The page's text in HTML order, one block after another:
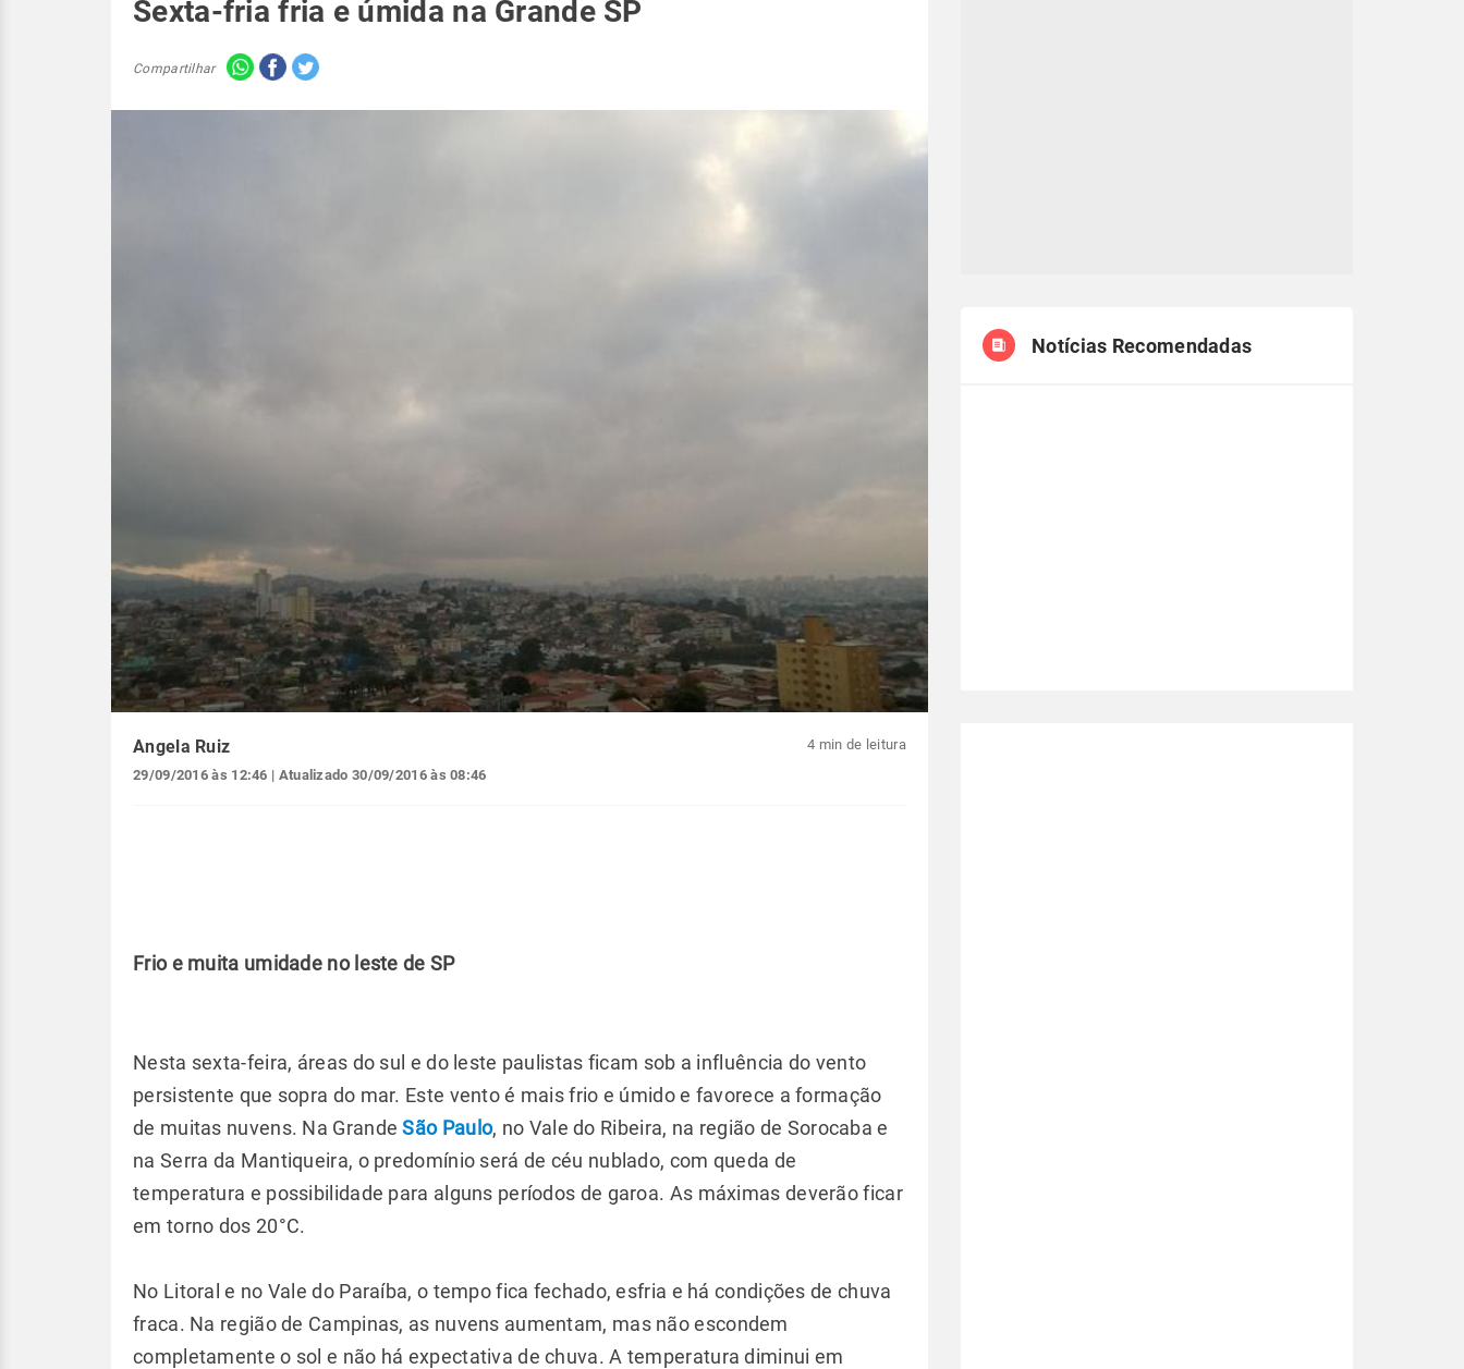
Sexta-fria fria e úmida na Grande SP
Compartilhar
Angela Ruiz
29/09/2016 às 12:46 | Atualizado 30/09/2016 às 08:46
4 min de leitura
Frio e muita umidade no leste de SP
Nesta sexta-feira, áreas do sul e do leste paulistas ficam sob a influência do vento
persistente que sopra do mar. Este vento é mais frio e úmido e favorece a formação
de muitas nuvens. Na GrandeSão Paulo, no Vale do Ribeira, na região de Sorocaba e
na Serra da Mantiqueira, o predomínio será de céu nublado, com queda de
temperatura e possibilidade para alguns períodos de garoa. As máximas deverão ficar
em torno dos 20°C.
No Litoral e no Vale do Paraíba, o tempo fica fechado, esfria e há condições de chuva
fraca. Na região de Campinas, as nuvens aumentam, mas não escondem
completamente o sol e não há expectativa de chuva. A temperatura diminui em
Notícias Recomendadas